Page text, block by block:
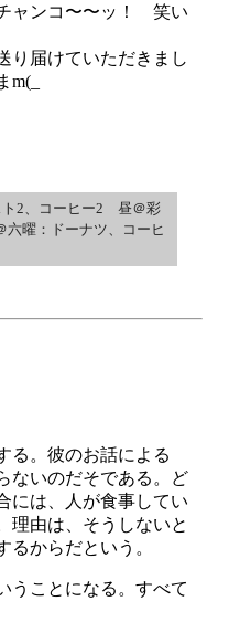
ャンコ〜〜ッ！ 笑い
り届けていただきまし
2、コーヒー2 昼＠彩
曜：ドーナツ、コーヒ
る。彼のお話による
ないのだそである。ど
には、人が食事してい
理由は、そうしないと
るからだという。
うことになる。すべて